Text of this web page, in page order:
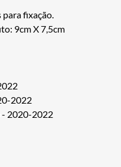
fixação.
9cm X 7,5cm
2022
- 2020-2022